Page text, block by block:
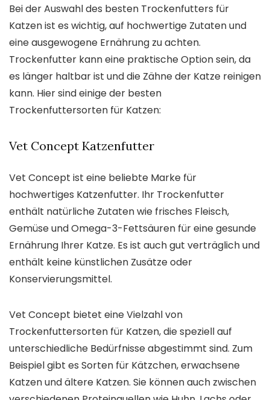
Bei der Auswahl des besten Trockenfutters für
Katzen ist es wichtig, auf hochwertige Zutaten und
eine ausgewogene Ernährung zu achten.
Trockenfutter kann eine praktische Option sein, da
es länger haltbar ist und die Zähne der Katze reinigen
kann. Hier sind einige der besten
Trockenfuttersorten für Katzen:
Vet Concept Katzenfutter
Vet Concept ist eine beliebte Marke für
hochwertiges Katzenfutter. Ihr Trockenfutter
enthält natürliche Zutaten wie frisches Fleisch,
Gemüse und Omega-3-Fettsäuren für eine gesunde
Ernährung Ihrer Katze. Es ist auch gut verträglich und
enthält keine künstlichen Zusätze oder
Konservierungsmittel.
Vet Concept bietet eine Vielzahl von
Trockenfuttersorten für Katzen, die speziell auf
unterschiedliche Bedürfnisse abgestimmt sind. Zum
Beispiel gibt es Sorten für Kätzchen, erwachsene
Katzen und ältere Katzen. Sie können auch zwischen